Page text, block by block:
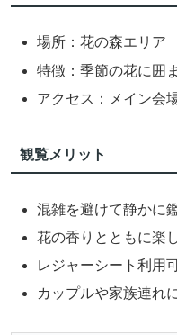
場所：花の森エリア
特徴：季節の花に囲
アクセス：メイン会
観覧メリット
混雑を避けて静かに
花の香りとともに楽
レジャーシート利用
カップルや家族連れ